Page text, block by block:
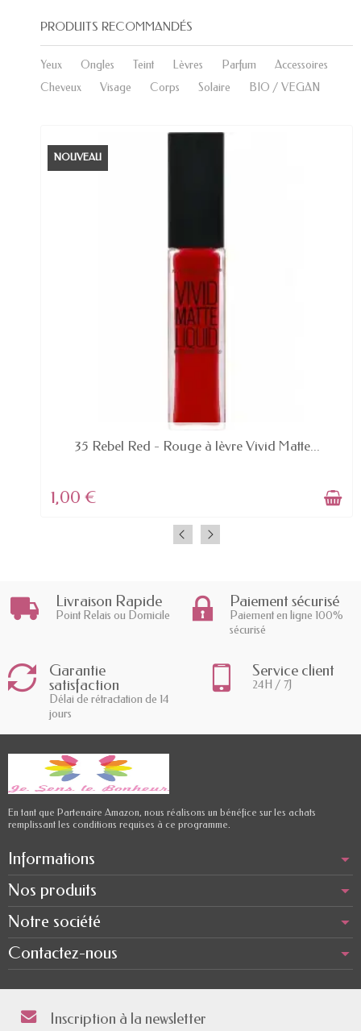
PRODUITS RECOMMANDÉS
Yeux Ongles Teint Lèvres Parfum
Accessoires
Cheveux
Visage Corps Solaire BIO / VEGAN
NOUVEAU
EN STOCK
35 Rebel Red - Rouge à lèvre Vivid Matte...
1,00 €
Livraison Rapide
Point Relais ou Domicile
Paiement sécurisé
Paiement en ligne 100%
sécurisé
Garantie
satisfaction
Délai de rétractation de 14
jours
Service client
24H / 7J
En tant que Partenaire Amazon, nous réalisons un bénéfice sur les achats
remplissant les conditions requises à ce programme.
Informations
Nos produits
Notre société
Contactez-nous
Inscription à la newsletter